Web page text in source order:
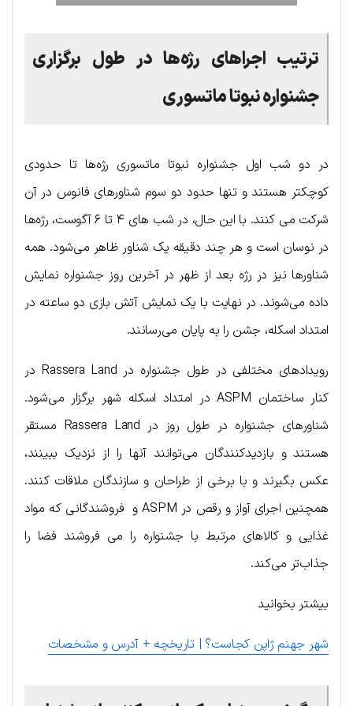
ترتیب اجراهای رژه‌ها در طول برگزاری
جشنواره نبوتا ماتسوری
در دو شب اول جشنواره نبوتا ماتسوری رژه‌ها تا حدودی
کوچکتر هستند و تنها حدود دو سوم شناورهای فانوس در آن
شرکت می کنند. با این حال، در شب های ۴ تا ۶ آگوست، رژه‌ها
در نوسان است و هر چند دقیقه یک شناور ظاهر می‌شود. همه
شناورها نیز در رژه بعد از ظهر در آخرین روز جشنواره نمایش
داده می‌شوند. در نهایت با یک نمایش آتش بازی دو ساعته در
امتداد اسکله، جشن را به پایان می‌رسانند.
رویدادهای مختلفی در طول جشنواره در Rassera Land در
کنار ساختمان ASPM در امتداد اسکله شهر برگزار می‌شود.
شناورهای جشنواره در طول روز در Rassera Land مستقر
هستند و بازدیدکنندگان می‌توانند آنها را از نزدیک ببینند،
عکس بگیرند و با برخی از طراحان و سازندگان ملاقات کنند.
همچنین اجرای آواز و رقص در ASPM و فروشندگانی که مواد
غذایی و کالاهای مرتبط با جشنواره را می فروشند فضا را
جذاب‌تر می‌کند.
بیشتر بخوانید
شهر جهنم ژاپن کجاست؟ | تاریخچه + آدرس و مشخصات